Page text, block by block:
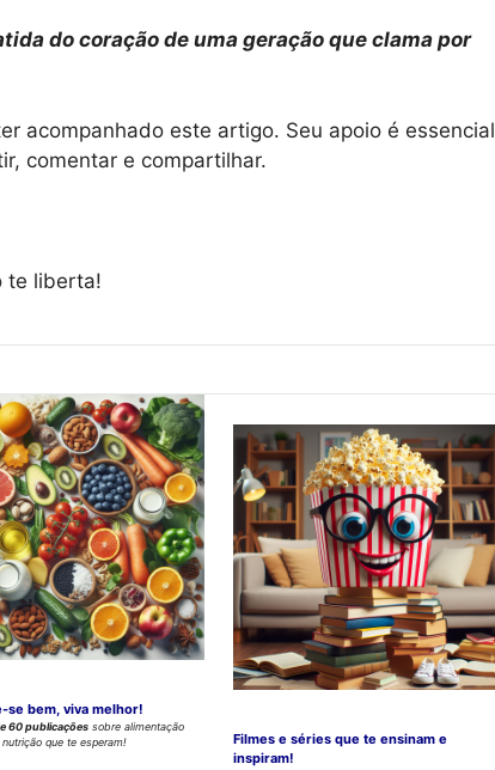
do coração de uma geração que clama por
acompanhado este artigo. Seu apoio é essencial
comentar e compartilhar.
te liberta!
se bem, viva melhor!
60 publicações sobre alimentação
que te esperam!
Filmes e séries que te ensinam e
inspiram!